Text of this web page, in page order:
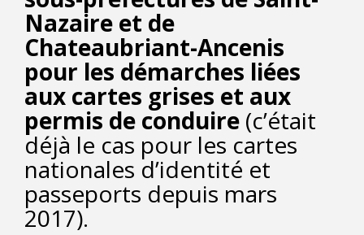
Nazaire et de
Chateaubriant-Ancenis
pour les démarches liées
aux cartes grises et aux
permis de conduire (c’était
déjà le cas pour les cartes
nationales d’identité et
passeports depuis mars
2017).